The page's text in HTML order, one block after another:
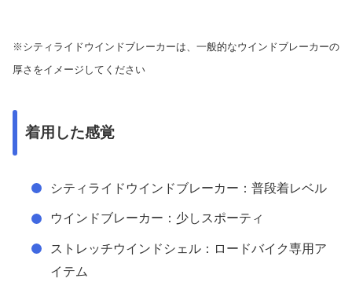
※シティライドウインドブレーカーは、一般的なウインドブレーカーの
厚さをイメージしてください
着用した感覚
シティライドウインドブレーカー：普段着レベル
ウインドブレーカー：少しスポーティ
ストレッチウインドシェル：ロードバイク専用ア
イテム